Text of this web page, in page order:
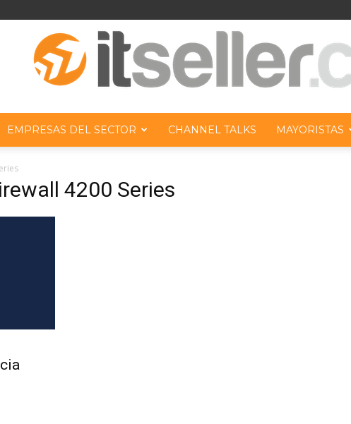
EMPRESAS DEL SECTOR CHANNEL TALKS MAYORISTAS
4200 Series